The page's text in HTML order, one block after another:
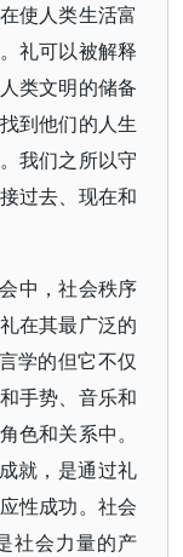
使人类生活富
礼可以被解释
类文明的储备
到他们的人生
我们之所以守
过去、现在和
中，社会秩序
在其最广泛的
学的但它不仅
手势、音乐和
色和关系中。
就，是通过礼
性成功。社会
社会力量的产